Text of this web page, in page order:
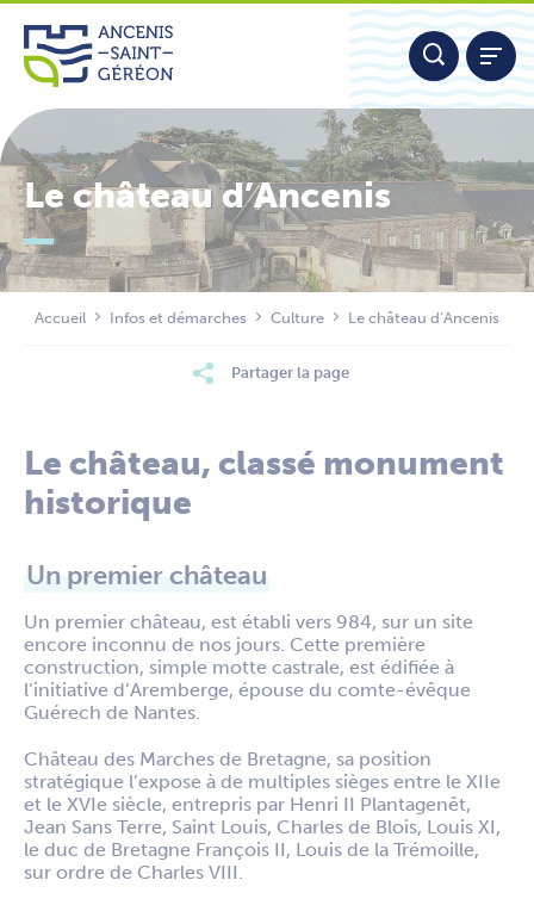
Aller
contenu
Nous contacter
Le château d’Ancenis
Accueil Infos et démarches Culture Le château d’Ancenis
Partager la page
Le château, classé monument
historique
Un premier château
Un premier château, est établi vers 984, sur un site
encore inconnu de nos jours. Cette première
construction, simple motte castrale, est édifiée à
l’initiative d’Aremberge, épouse du comte-évêque
Guérech de Nantes.
Château des Marches de Bretagne, sa position
stratégique l’expose à de multiples sièges entre le XIIe
et le XVIe siècle, entrepris par Henri II Plantagenêt,
Jean Sans Terre, Saint Louis, Charles de Blois, Louis XI,
le duc de Bretagne François II, Louis de la Trémoille,
sur ordre de Charles VIII.
Panneau de gestion des cookies